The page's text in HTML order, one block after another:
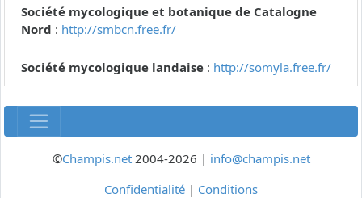
Société mycologique et botanique de Catalogne
Nord : http://smbcn.free.fr/
Société mycologique landaise : http://somyla.free.fr/
©Champis.net2004-2026 | info@champis.net
Confidentialité | Conditions